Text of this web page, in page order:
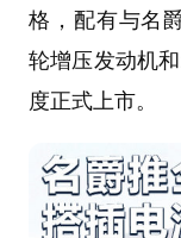
格，配有与名
轮增压发动机
度正式上市。